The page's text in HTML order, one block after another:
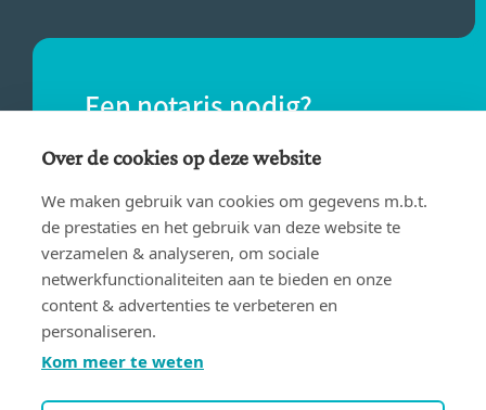
Een notaris nodig?
Vind eenvoudig een notaris bij jou in de
buurt.
VIND EEN NOTARIS
Over de cookies op deze website
We maken gebruik van cookies om gegevens m.b.t.
de prestaties en het gebruik van deze website te
verzamelen & analyseren, om sociale
netwerkfunctionaliteiten aan te bieden en onze
content & advertenties te verbeteren en
personaliseren.
Kom meer te weten